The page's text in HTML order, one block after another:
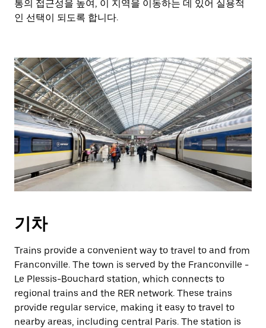
통의 접근성을 높여, 이 지역을 이동하는 데 있어 실용적
인 선택이 되도록 합니다.
기차
Trains provide a convenient way to travel to and from
Franconville. The town is served by the Franconville -
Le Plessis-Bouchard station, which connects to
regional trains and the RER network. These trains
provide regular service, making it easy to travel to
nearby areas, including central Paris. The station is